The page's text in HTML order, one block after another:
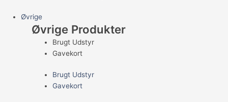
Øvrige
Øvrige Produkter
Brugt Udstyr
Gavekort
Brugt Udstyr
Gavekort